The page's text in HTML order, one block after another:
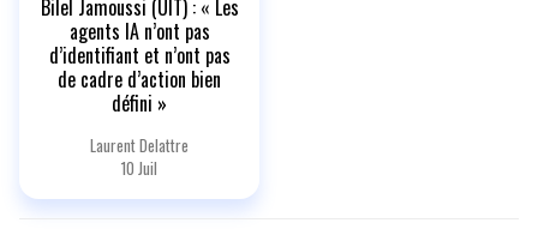
Bilel Jamoussi (UIT) : « Les
agents IA n’ont pas
d’identifiant et n’ont pas
de cadre d’action bien
défini »
Laurent Delattre
10 Juil